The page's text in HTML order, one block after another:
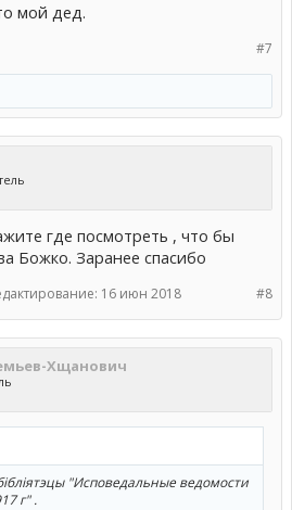
мой дед.
#7
где посмотреть , что бы
Божко. Заранее спасибо
#8
16 июн 2018
Хщанович
"Исповедальные ведомости
г" .